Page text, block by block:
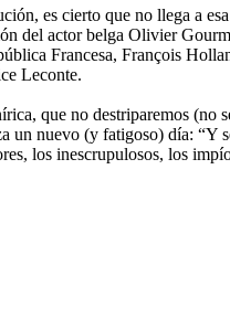
es cierto que no llega a
del actor belga Olivier
Francesa, François
Leconte.
que no destriparemos
un nuevo (y fatigoso) día: “Y
los inescrupulosos, los